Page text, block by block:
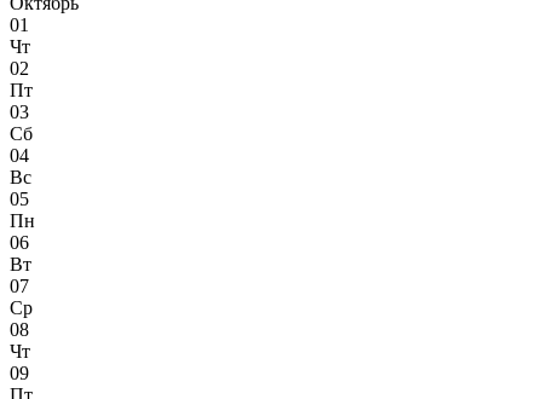
01
Чт
02
Пт
03
Сб
04
Вс
05
Пн
06
Вт
07
Ср
08
Чт
09